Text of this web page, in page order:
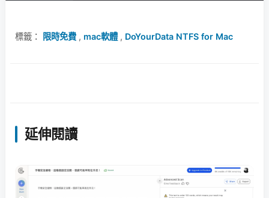
標籤： 限時免費 , mac軟體, DoYourData NTFS for Mac
延伸閱讀